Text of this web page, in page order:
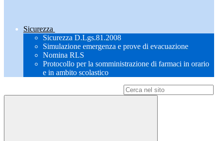
Sicurezza
Sicurezza D.Lgs.81.2008
Simulazione emergenza e prove di evacuazione
Nomina RLS
Protocollo per la somministrazione di farmaci in orario
e in ambito scolastico